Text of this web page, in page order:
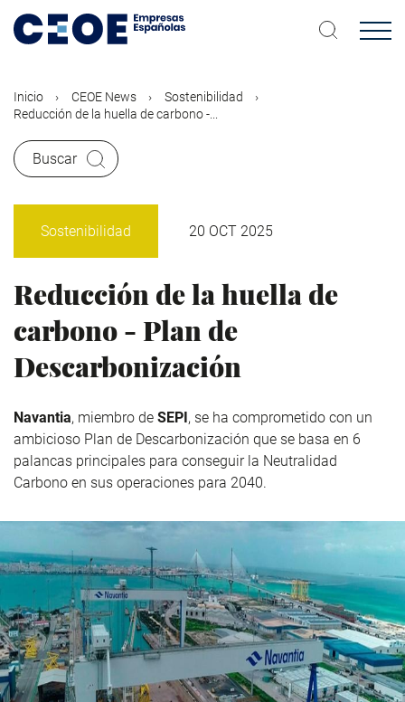
contenido
Inicio CEOE News
Sostenibilidad
Reducción de la huella de carbono -...
Buscar
Sostenibilidad 20 OCT 2025
Reducción de la huella de
carbono - Plan de
Descarbonización
Navantia, miembro de SEPI, se ha comprometido con un
ambicioso Plan de Descarbonización que se basa en 6
palancas principales para conseguir la Neutralidad
Carbono en sus operaciones para 2040.